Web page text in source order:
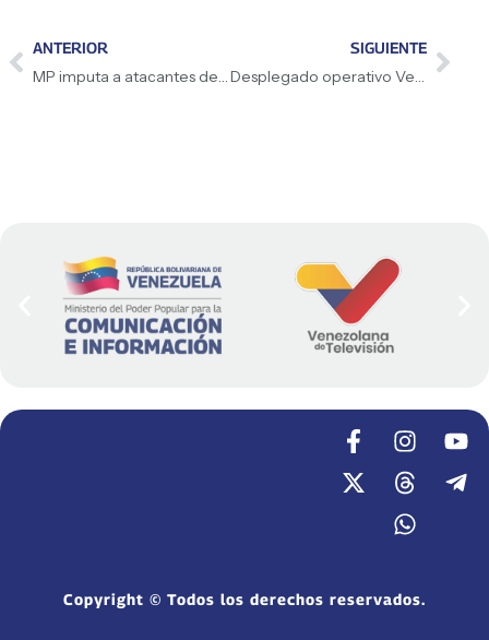
ANTERIOR
MP imputa a atacantes de Sistema Eléctrico Nacional
SIGUIENTE
Desplegado operativo Venezuela Come Más Pescado 2025
Copyright © Todos los derechos reservados.